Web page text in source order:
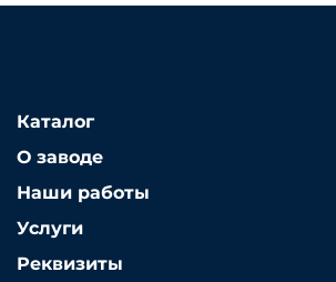
Каталог
О заводе
Наши работы
Услуги
Реквизиты